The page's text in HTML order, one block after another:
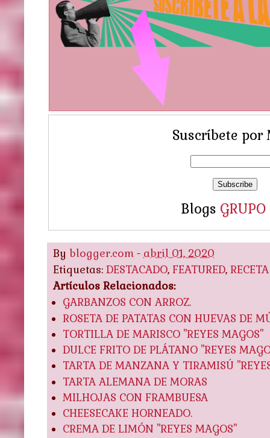
Suscríbete por
Blogs
By blogger.com - abril 01, 2020
Etiquetas: DESTACADO, FEATURED,
Artículos Relacionados:
GARBANZOS CON ARROZ.
ROSETA DE PATATAS CON HUEVAS DE
TORTILLA DE MARISCO "REYES MAGOS"
DULCE FRITO DE PLÁTANO "REYES
TARTA DE MANZANA Y TIRAMISÚ
TARTA ALEMANA DE MORAS
MILHOJAS CON FRAMBUESA
CHEESECAKE HORNEADO.
CREMA DE LIMÓN "REYES MAGOS"